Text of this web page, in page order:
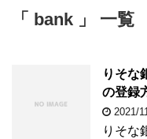
「 bank 」 一覧
りそな
の登録
2021/
りそな